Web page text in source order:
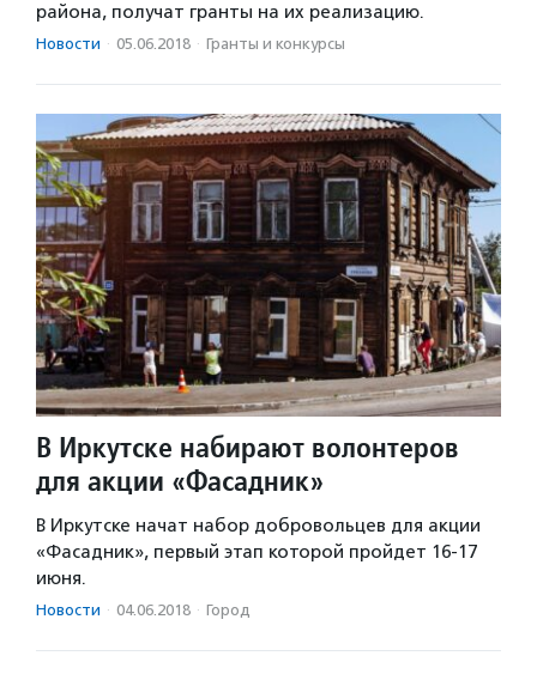
района, получат гранты на их реализацию.
Новости · 05.06.2018 · Гранты и конкурсы
В Иркутске набирают волонтеров
для акции «Фасадник»
В Иркутске начат набор добровольцев для акции
«Фасадник», первый этап которой пройдет 16-17
июня.
Новости · 04.06.2018 · Город